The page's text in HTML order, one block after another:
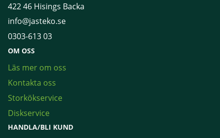
422 46 Hisings Backa
info@jasteko.se
0303-613 03
OM OSS
Läs mer om oss
Kontakta oss
Storkökservice
Diskservice
HANDLA/BLI KUND